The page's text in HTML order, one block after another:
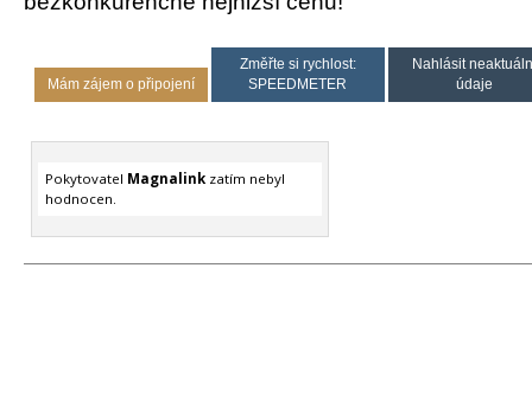
Mám zájem o připojení
Změřte si rychlost:
SPEEDMETER
Nahlásit
údaje
Pokytovatel Magnalinkzatím nebyl
hodnocen.